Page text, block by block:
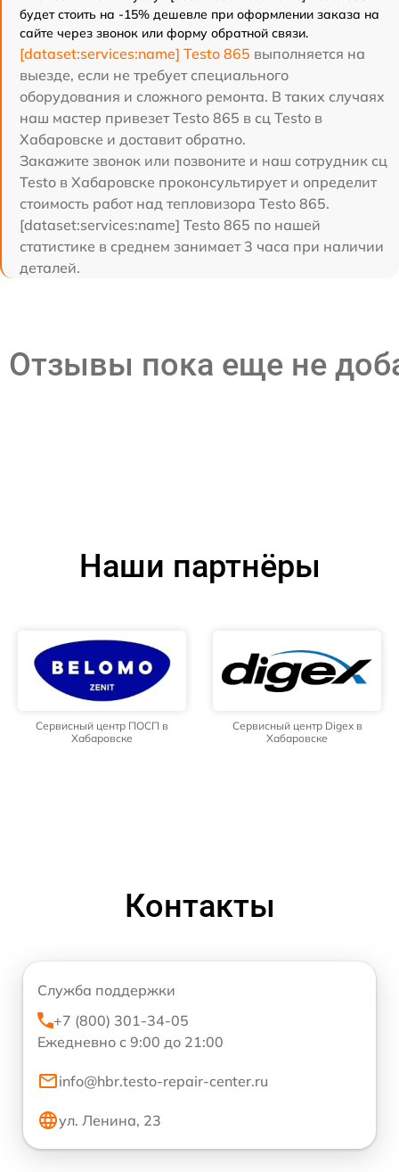
будет стоить на -15% дешевле при оформлении заказа на
сайте через звонок или форму обратной связи.
[dataset:services:name] Testo 865 выполняется на
выезде, если не требует специального
оборудования и сложного ремонта. В таких случаях
наш мастер привезет Testo 865 в сц Testo в
Хабаровске и доставит обратно.
Закажите звонок или позвоните и наш сотрудник сц
Testo в Хабаровске проконсультирует и определит
стоимость работ над тепловизора Testo 865.
[dataset:services:name] Testo 865 по нашей
статистике в среднем занимает 3 часа при наличии
деталей.
Отзывы пока еще не
Наши партнёры
Сервисный центр ПОСП в
Хабаровске
Сервисный центр Digex в
Хабаровске
Контакты
Служба поддержки
+7 (800) 301-34-05
Ежедневно с 9:00 до 21:00
info@hbr.testo-repair-center.ru
ул. Ленина, 23